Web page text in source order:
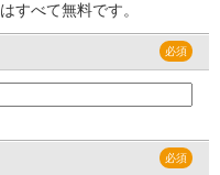
すべて無料です。